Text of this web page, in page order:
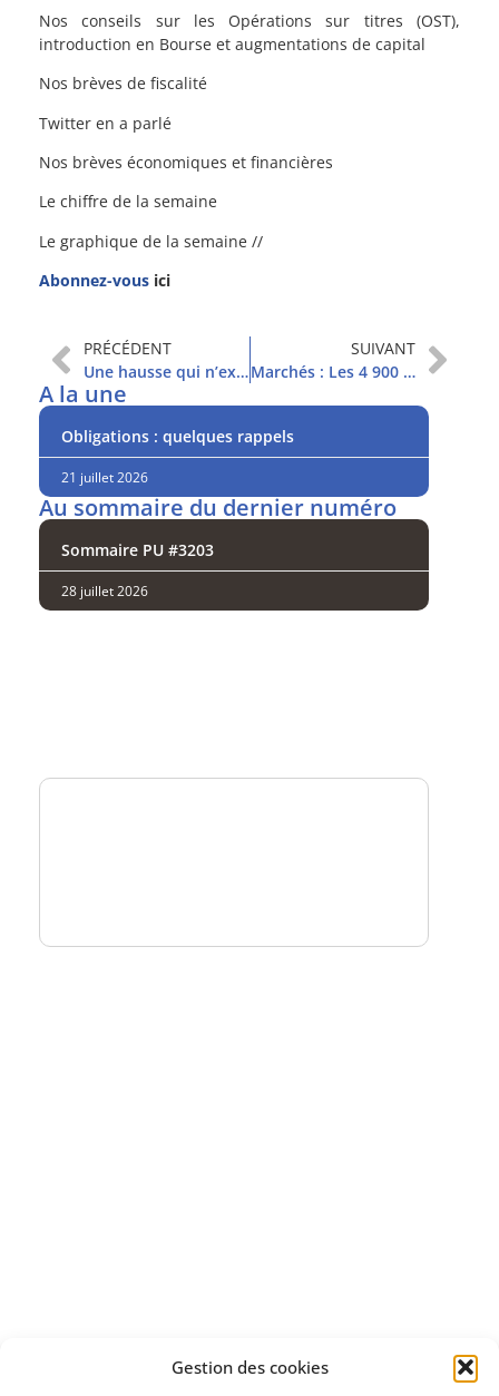
Gestion des cookies
Nos conseils sur les Opérations sur titres (OST),
introduction en Bourse et augmentations de capital
Nos brèves de fiscalité
Twitter en a parlé
Nos brèves économiques et financières
Le chiffre de la semaine
Le graphique de la semaine //
Abonnez-vous ici
PRÉCÉDENT
Une hausse qui n’exclut pas le doute
SUIVANT
Marchés : Les 4 900 pts en ligne de mire
A la une
Obligations : quelques rappels
21 juillet 2026
Au sommaire du dernier numéro
Sommaire PU #3203
28 juillet 2026
Découvrez